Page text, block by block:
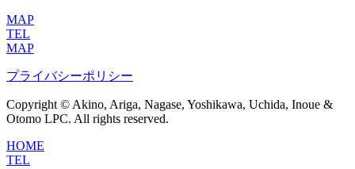
MAP
TEL
MAP
プライバシーポリシー
Copyright © Akino, Ariga, Nagase, Yoshikawa, Uchida, Inoue &
Otomo LPC. All rights reserved.
HOME
TEL